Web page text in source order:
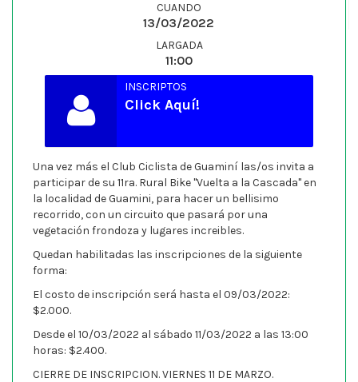
CUANDO
13/03/2022
LARGADA
11:00
INSCRIPTOS
Click Aquí!
Una vez más el Club Ciclista de Guaminí las/os invita a
participar de su 11ra. Rural Bike "Vuelta a la Cascada" en
la localidad de Guamini, para hacer un bellisimo
recorrido, con un circuito que pasará por una
vegetación frondoza y lugares increibles.
Quedan habilitadas las inscripciones de la siguiente
forma:
El costo de inscripción será hasta el 09/03/2022:
$2.000.
Desde el 10/03/2022 al sábado 11/03/2022 a las 13:00
horas: $2.400.
CIERRE DE INSCRIPCION. VIERNES 11 DE MARZO.